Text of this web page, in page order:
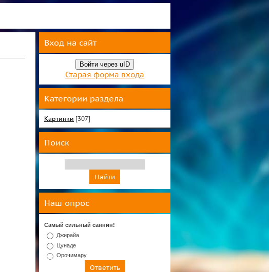
Вход на сайт
Войти через uID
Старая форма входа
Категории раздела
Картинки [307]
Поиск
Наш опрос
Самый сильный саннин!
Джирайа
Цунаде
Орочимару